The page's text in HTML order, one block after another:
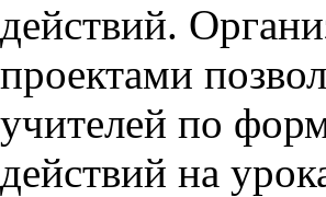
действий.
проектами
учителей по
действий на